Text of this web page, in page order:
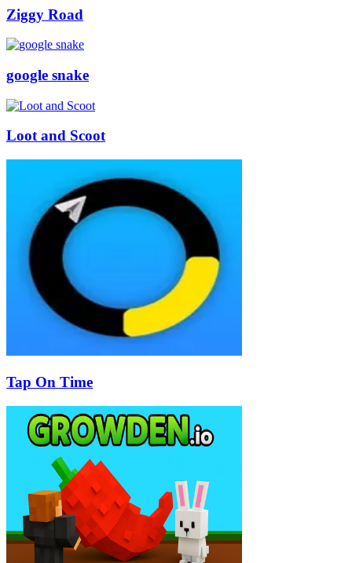
Ziggy Road
google snake
Loot and Scoot
Tap On Time